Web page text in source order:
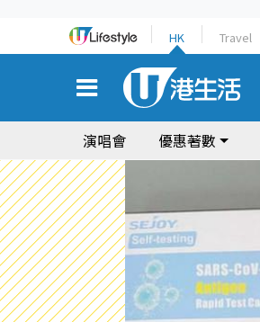
HK Travel
演唱會 優惠著數